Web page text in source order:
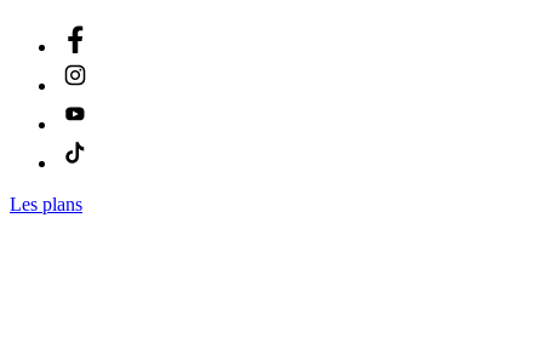
Les plans